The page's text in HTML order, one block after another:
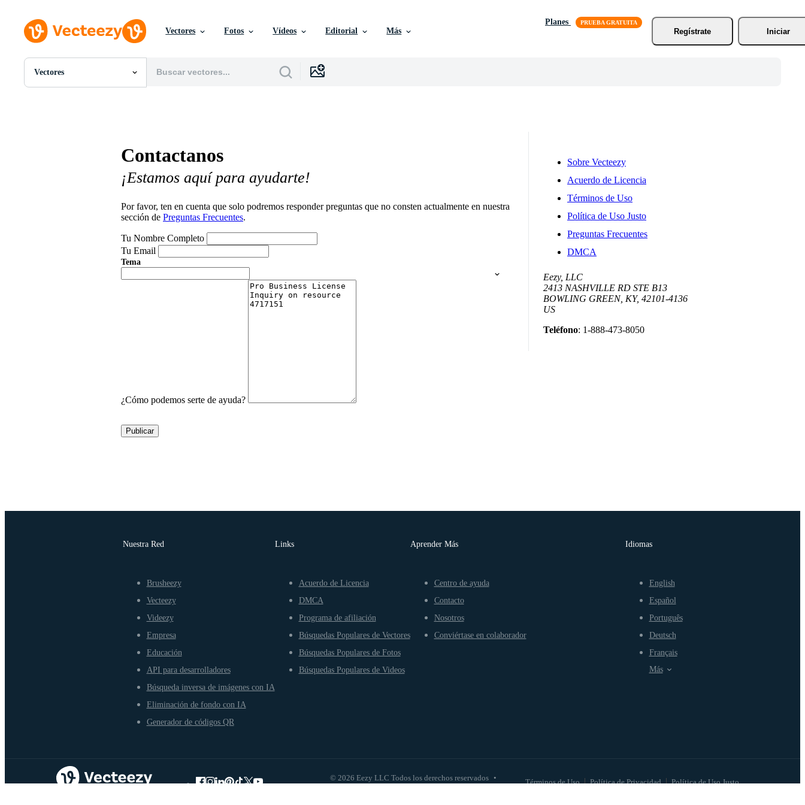
Vectores Fotos Vídeos Editorial Más
Planes
Regístrate
Iniciar
Vectores
Todas Imágenes
Gráficos en Movimiento
Contactanos
¡Estamos aquí para ayudarte!
Por favor, ten en cuenta que solo podremos responder preguntas que no consten actualmente en nuestra
sección de Preguntas Frecuentes.
Tu Nombre Completo
Tu Email
Tema
¿Cómo podemos serte de ayuda?
Publicar
Sobre Vecteezy
Acuerdo de Licencia
Términos de Uso
Política de Uso Justo
Preguntas Frecuentes
DMCA
Eezy, LLC
2413 NASHVILLE RD STE B13
BOWLING GREEN, KY, 42101-4136
US
Teléfono: 1-888-473-8050
Nuestra Red
Brusheezy
Vecteezy
Videezy
Empresa
Educación
API para desarrolladores
Búsqueda inversa de imágenes con IA
Eliminación de fondo con IA
Generador de códigos QR
Links
Acuerdo de Licencia
DMCA
Programa de afiliación
Búsquedas Populares de Vectores
Búsquedas Populares de Fotos
Búsquedas Populares de Videos
Aprender Más
Centro de ayuda
Contacto
Nosotros
Conviértase en colaborador
© 2026 Eezy LLC Todos los derechos reservados • Términos de Uso Política de Privacidad Política de Uso Justo
Idiomas
English
Español
Português
Deutsch
Français
Más